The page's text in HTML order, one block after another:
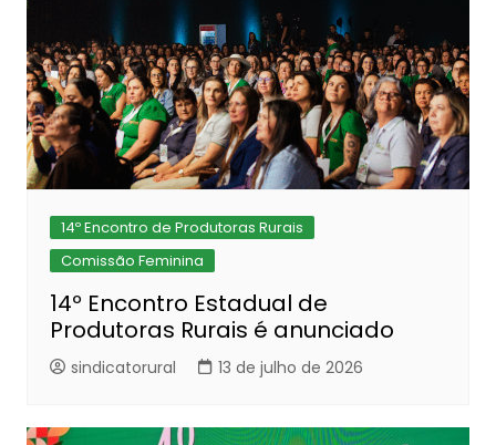
14º Encontro de Produtoras Rurais
Comissão Feminina
14º Encontro Estadual de
Produtoras Rurais é anunciado
sindicatorural 13 de julho de 2026